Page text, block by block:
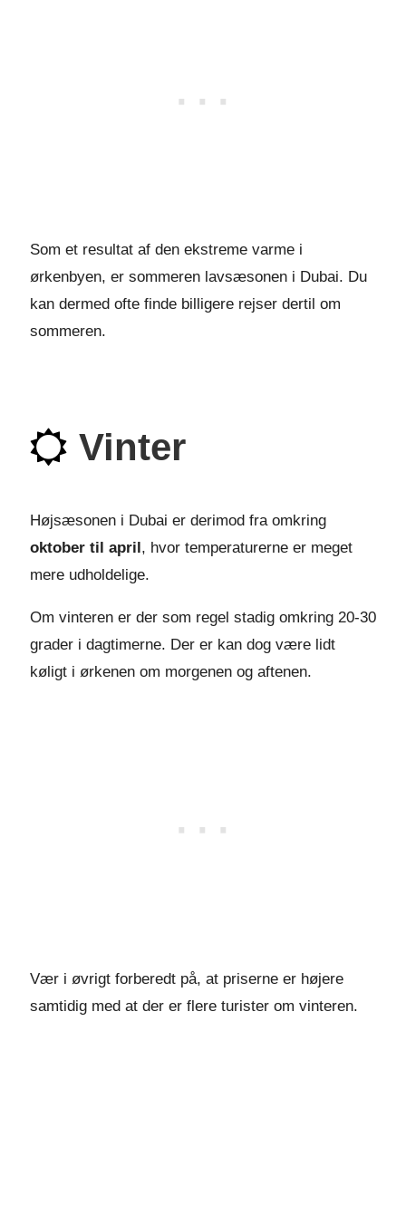
Som et resultat af den ekstreme varme i
ørkenbyen, er sommeren lavsæsonen i Dubai. Du
kan dermed ofte finde billigere rejser dertil om
sommeren.
Vinter
Højsæsonen i Dubai er derimod fra omkring
oktober til april, hvor temperaturerne er meget
mere udholdelige.
Om vinteren er der som regel stadig omkring 20-30
grader i dagtimerne. Der er kan dog være lidt
køligt i ørkenen om morgenen og aftenen.
Vær i øvrigt forberedt på, at priserne er højere
samtidig med at der er flere turister om vinteren.